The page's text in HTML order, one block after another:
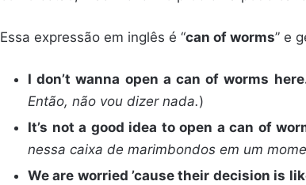
Essa expressão em inglês é “can of worms” e
I don’t wanna open a can of worms
Então, não vou dizer nada.)
It’s not a good idea to open a can of
nessa caixa de marimbondos em um
We are worried ’cause their decision is